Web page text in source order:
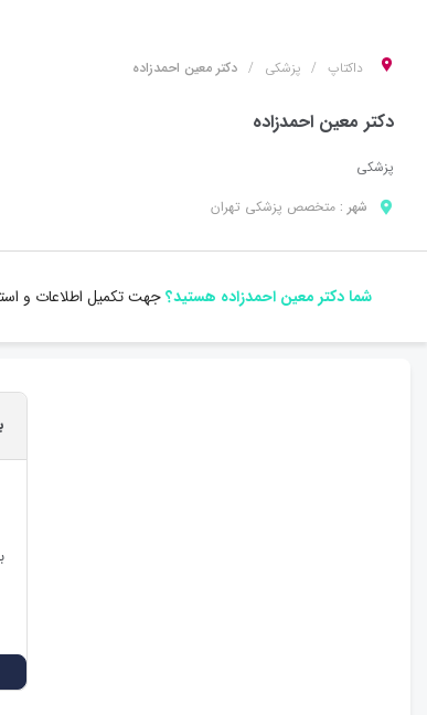
داکتاپ پزشکی دکتر معین احمدزاده
دکتر معین احمدزاده
پزشکی
شهر : متخصص پزشکی تهران
شما دکتر معین احمدزاده هستید؟جهت تکمیل اطلاعات و